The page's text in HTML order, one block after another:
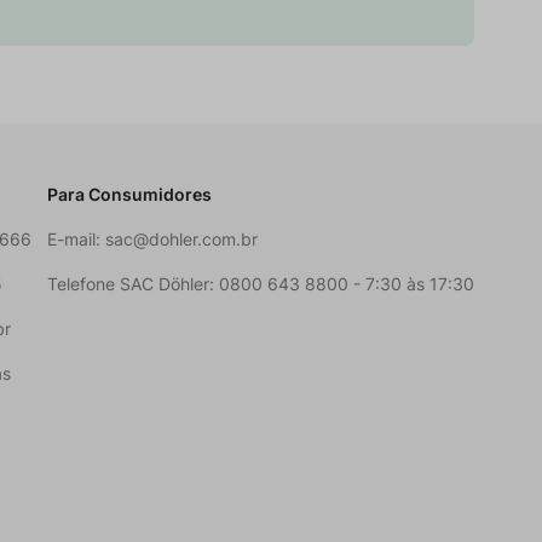
Para Consumidores
E-mail: sac@dohler.com.br
Telefone SAC Döhler: 0800 643 8800 - 7:30 às 17:30